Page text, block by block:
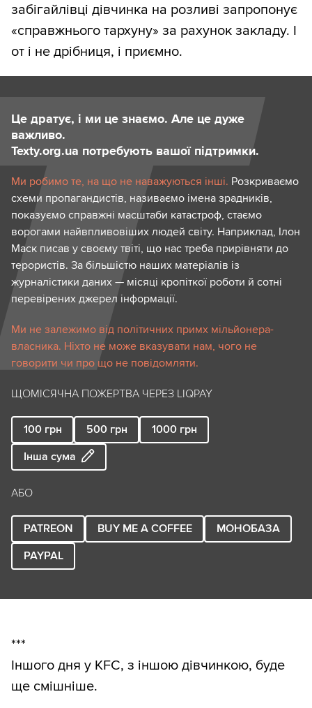
забігайлівці дівчинка на розливі запропонує
«справжнього тархуну» за рахунок закладу. І
от і не дрібниця, і приємно.
Це дратує, і ми це знаємо. Але це дуже
важливо.
Texty.org.ua потребують вашої підтримки.
Ми робимо те, на що не наважуються інші. Розкриваємо
схеми пропагандистів, називаємо імена зрадників,
показуємо справжні масштаби катастроф, стаємо
ворогами найвпливовіших людей світу. Наприклад, Ілон
Маск писав у своєму твіті, що нас треба прирівняти до
терористів. За більшістю наших матеріалів із
журналістики даних — місяці кропіткої роботи й сотні
перевірених джерел інформації.
Ми не залежимо від політичних примх мільйонера-
власника. Ніхто не може вказувати нам, чого не
говорити чи про що не повідомляти.
ЩОМІСЯЧНА ПОЖЕРТВА ЧЕРЕЗ LIQPAY
100 грн 500 грн 1000 грн
Інша сума
АБО
PATREON BUY ME A COFFEE
МОНОБАЗА
PAYPAL
***
Іншого дня у KFC, з іншою дівчинкою, буде
ще смішніше.